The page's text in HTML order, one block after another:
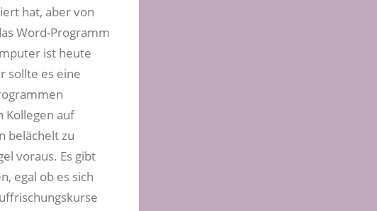
hat, aber von
Word-Programm
ist heute
sollte es eine
Kollegen auf
belächelt zu
voraus. Es gibt
egal ob es sich